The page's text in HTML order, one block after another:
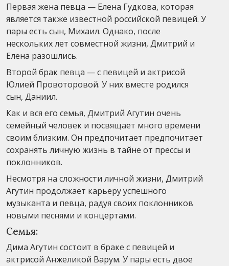
Первая жена певца — Елена Гудкова, которая
является также известной российской певицей. У
пары есть сын, Михаил. Однако, после
нескольких лет совместной жизни, Дмитрий и
Елена разошлись.
Второй брак певца — с певицей и актрисой
Юлией Провоторовой. У них вместе родился
сын, Даниил.
Как и вся его семья, Дмитрий Агутин очень
семейный человек и посвящает много времени
своим близким. Он предпочитает предпочитает
сохранять личную жизнь в тайне от прессы и
поклонников.
Несмотря на сложности личной жизни, Дмитрий
Агутин продолжает карьеру успешного
музыканта и певца, радуя своих поклонников
новыми песнями и концертами.
Семья:
Дима Агутин состоит в браке с певицей и
актрисой Анжеликой Варум. У пары есть двое